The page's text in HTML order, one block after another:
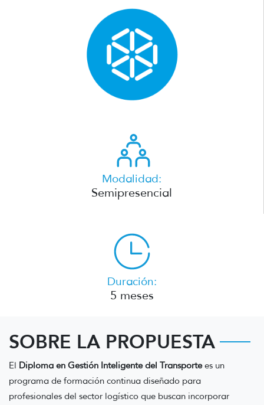
Modalidad:
Semipresencial
Duración:
5 meses
SOBRE LA PROPUESTA
El Diploma en Gestión Inteligente del Transportees un
programa de formación continua diseñado para
profesionales del sector logístico que buscan incorporar